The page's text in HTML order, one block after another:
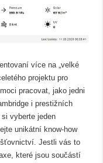
více na „velké
projektu pro
pracovat, jako jedni
i prestižních
vyberte jeden
unikátní know-how
Jestli vás to
které jsou součástí